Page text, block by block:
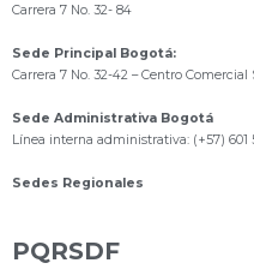
Carrera 7 No. 32- 84
Sede Principal Bogotá:
Carrera 7 No. 32-42 – Centro Comercial
Sede Administrativa Bogotá
Línea interna administrativa: (+57) 601
Sedes Regionales
PQRSDF